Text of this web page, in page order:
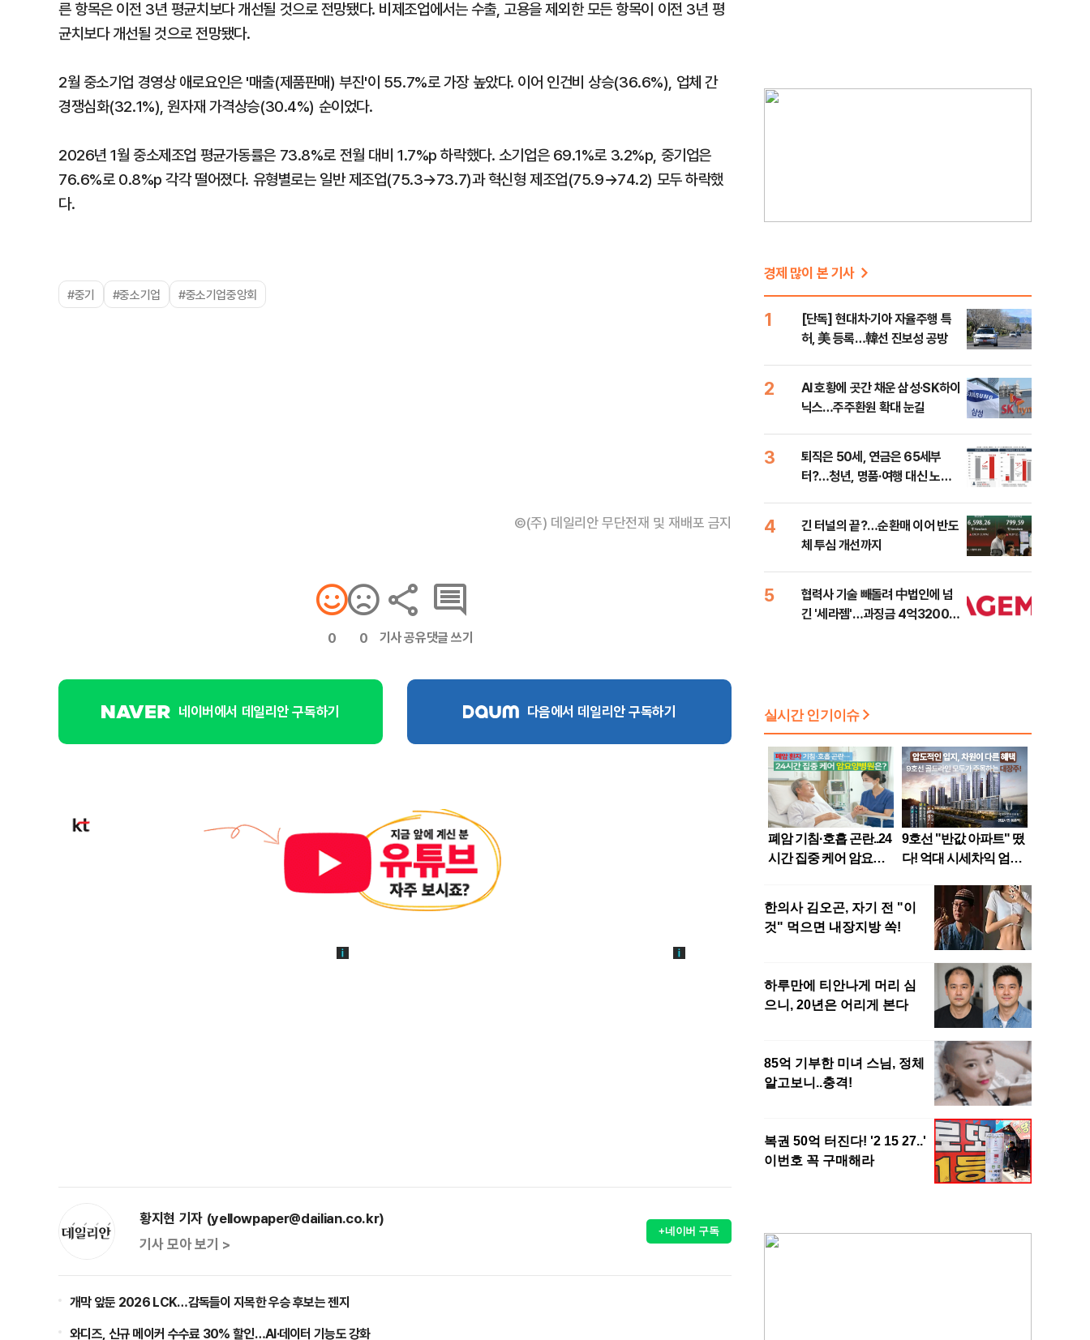
른 항목은 이전 3년 평균치보다 개선될 것으로 전망됐다. 비제조업에서는 수출, 고용을 제외한 모든 항목이 이전 3년 평
균치보다 개선될 것으로 전망됐다.
2월 중소기업 경영상 애로요인은 '매출(제품판매) 부진'이 55.7%로 가장 높았다. 이어 인건비 상승(36.6%), 업체 간
경쟁심화(32.1%), 원자재 가격상승(30.4%) 순이었다.
2026년 1월 중소제조업 평균가동률은 73.8%로 전월 대비 1.7%p 하락했다. 소기업은 69.1%로 3.2%p, 중기업은
76.6%로 0.8%p 각각 떨어졌다. 유형별로는 일반 제조업(75.3→73.7)과 혁신형 제조업(75.9→74.2) 모두 하락했
다.
#중기 #중소기업 #중소기업중앙회
©(주) 데일리안 무단전재 및 재배포 금지
0 0 기사 공유댓글 쓰기
네이버에서 데일리안 구독하기 다음에서 데일리안 구독하기
황지현 기자 (yellowpaper@dailian.co.kr)
기사 모아 보기 >
+네이버 구독
개막 앞둔 2026 LCK…감독들이 지목한 우승 후보는 젠지
와디즈, 신규 메이커 수수료 30% 할인…AI·데이터 기능도 강화
경제 많이 본 기사
1
[단독] 현대차·기아 자율주행 특
허, 美 등록…韓선 진보성 공방
2
AI 호황에 곳간 채운 삼성·SK하이
닉스…주주환원 확대 눈길
3
퇴직은 50세, 연금은 65세부
터?…청년, 명품·여행 대신 노후
4
긴 터널의 끝?…순환매 이어 반도
체 투심 개선까지
5
협력사 기술 빼돌려 中법인에 넘
긴 '세라젬'…과징금 4억3200만